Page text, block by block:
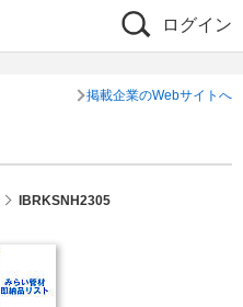
ログイン
掲載企業のWebサイトへ
IBRKSNH2305